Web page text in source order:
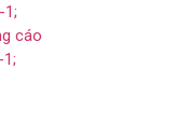
1;
cáo